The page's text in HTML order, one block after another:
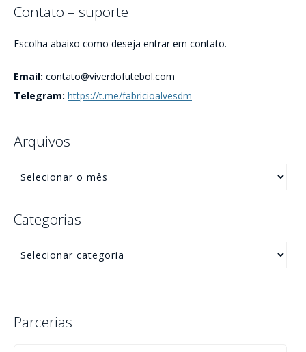
Contato – suporte
Escolha abaixo como deseja entrar em contato.
Email: contato@viverdofutebol.com
Telegram: https://t.me/fabricioalvesdm
Arquivos
Categorias
Parcerias